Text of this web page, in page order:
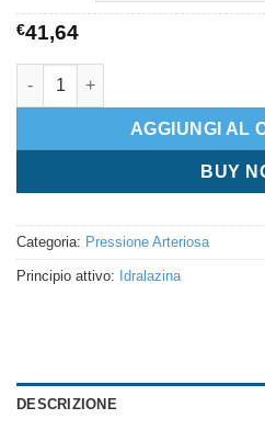
€41,64
Apresoline quantità
AGGIUNGI AL
BUY
Categoria: Pressione Arteriosa
Principio attivo: Idralazina
DESCRIZIONE